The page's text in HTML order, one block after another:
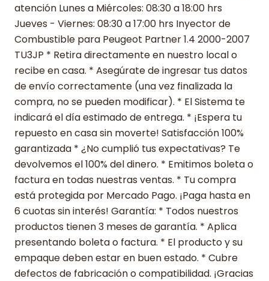
atención Lunes a Miércoles: 08:30 a 18:00 hrs
Jueves - Viernes: 08:30 a 17:00 hrs Inyector de
Combustible para Peugeot Partner 1.4 2000-2007
TU3JP * Retira directamente en nuestro local o
recibe en casa. * Asegúrate de ingresar tus datos
de envío correctamente (una vez finalizada la
compra, no se pueden modificar). * El Sistema te
indicará el día estimado de entrega. * ¡Espera tu
repuesto en casa sin moverte! Satisfacción 100%
garantizada * ¿No cumplió tus expectativas? Te
devolvemos el 100% del dinero. * Emitimos boleta o
factura en todas nuestras ventas. * Tu compra
está protegida por Mercado Pago. ¡Paga hasta en
6 cuotas sin interés! Garantía: * Todos nuestros
productos tienen 3 meses de garantía. * Aplica
presentando boleta o factura. * El producto y su
empaque deben estar en buen estado. * Cubre
defectos de fabricación o compatibilidad. ¡Gracias